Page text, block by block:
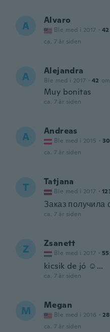
A Alvaro
Ble med i 2017 · 42
ca. 7 år siden
A Alejandra
Ble med i 2017 · 42
Muy bonitas
ca. 7 år siden
A Andreas
Ble med i 2015 ·
ca. 7 år siden
T Tatjana
Ble med i 2017 ·
Заказ получила
ca. 7 år siden
Z Zsanett
Ble med i 2017 ·
kicsik de jó ☺...
ca. 7 år siden
M Megan
Ble med i 2016 ·
ca. 7 år siden